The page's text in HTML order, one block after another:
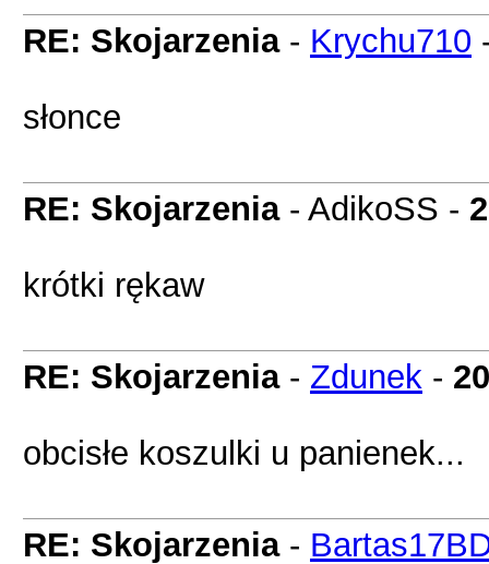
RE: Skojarzenia- Krychu710
słonce
RE: Skojarzenia- AdikoSS -
krótki rękaw
RE: Skojarzenia- Zdunek -
obcisłe koszulki u panienek...
RE: Skojarzenia-